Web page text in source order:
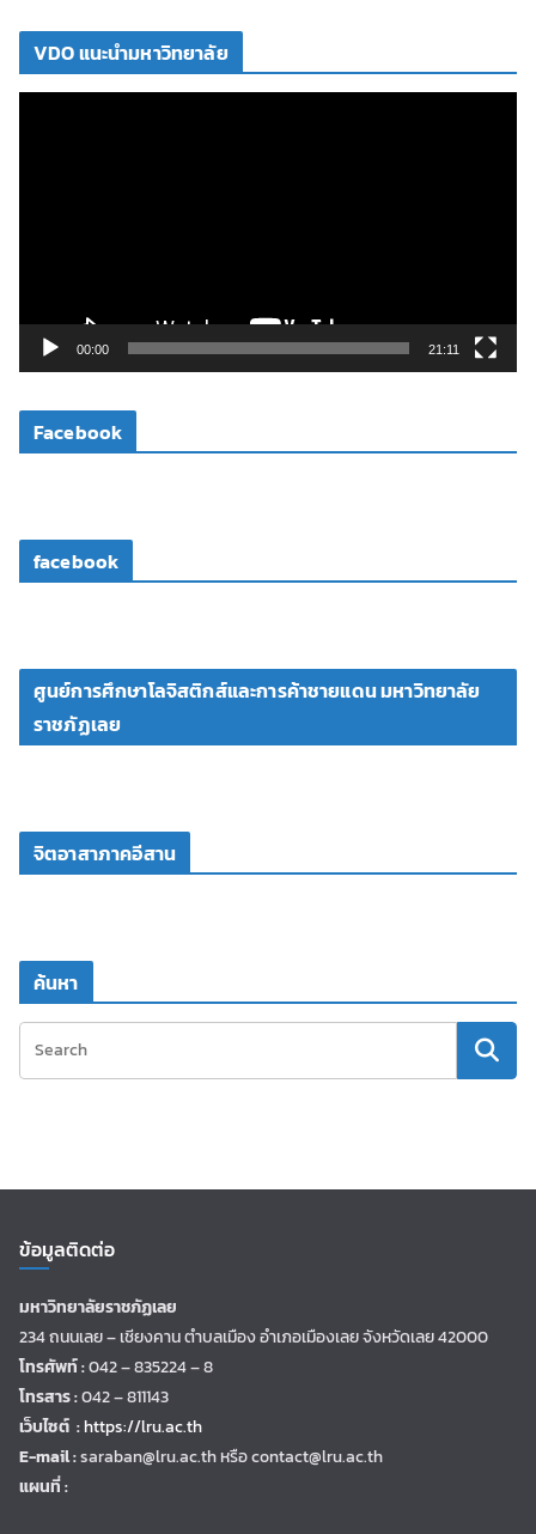
VDO แนะนำมหาวิทยาลัย
ดี
โ
00:00 21:11
Facebook
facebook
ศูนย์การศึกษาโลจิสติกส์และการค้าชายแดน มหาวิทยาลัย
ราชภัฏเลย
จิตอาสาภาคอีสาน
ค้นหา
ข้อมูลติดต่อ
มหาวิทยาลัยราชภัฏเลย
234 ถนนเลย – เชียงคาน ตำบลเมือง อำเภอเมืองเลย จังหวัดเลย 42000
โทรศัพท์ :042 – 835224 – 8
โทรสาร :042 – 811143
เว็บไซต์ :https://lru.ac.th
E-mail :saraban@lru.ac.thหรือ contact@lru.ac.th
แผนที่ :